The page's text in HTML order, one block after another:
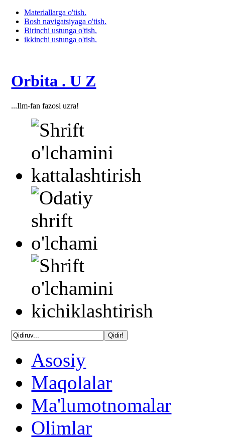
Materiallarga o'tish.
Bosh navigatsiyaga o'tish.
Birinchi ustunga o'tish.
ikkinchi ustunga o'tish.
Orbita . U Z
...Ilm-fan fazosi uzra!
Asosiy
Maqolalar
Ma'lumotnomalar
Olimlar